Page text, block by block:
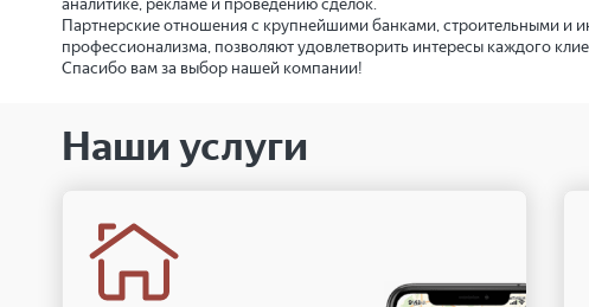
аналитике, рекламе и проведению сделок.
Партнерские отношения с крупнейшими банками, строительными и
профессионализма, позволяют удовлетворить интересы каждого
Спасибо вам за выбор нашей компании!
Наши услуги